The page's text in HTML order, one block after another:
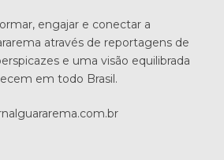
engajar e conectar a
através de reportagens de
e uma visão equilibrada
em todo Brasil.